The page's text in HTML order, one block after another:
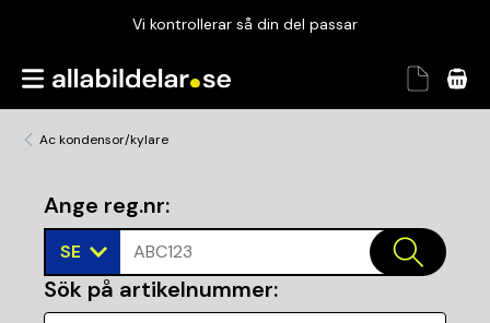
Vi kontrollerar så din del passar
Garanterad passform
Ac kondensor/kylare
Ange reg.nr:
SE ABC123
Sök på artikelnummer: